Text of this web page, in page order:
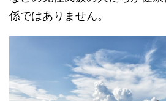
係ではありません。